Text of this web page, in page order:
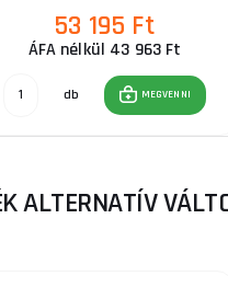
53 195 Ft
ÁFA nélkül 43 963 Ft
db MEGVENNI
ALTERNATÍV